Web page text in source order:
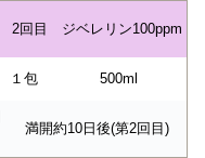
2回目 ジベレリン100ppm
１包 500ml
満開約10日後(第2回目)